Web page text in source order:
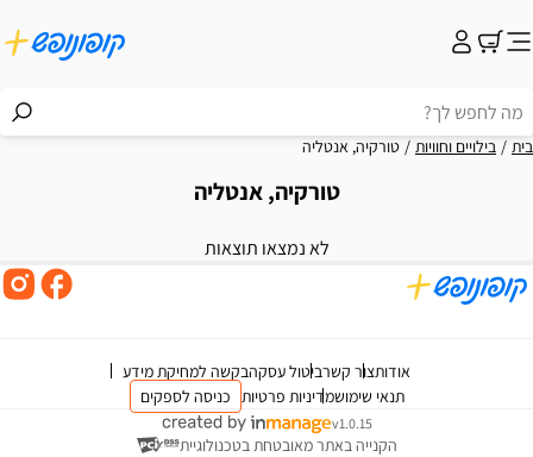
בית בילויים וחוויות טורקיה, אנטליה
טורקיה, אנטליה
לא נמצאו תוצאות
אודותצור קשרביטול עסקהבקשה למחיקת מידע
תנאי שימושמדיניות פרטיות כניסה לספקים
v1.0.15
הקנייה באתר מאובטחת בטכנולוגיית